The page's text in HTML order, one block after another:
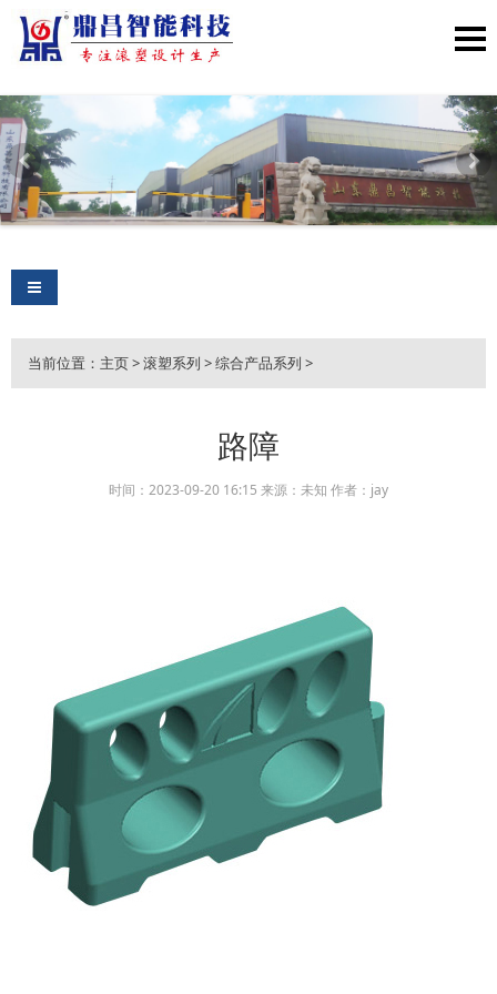
导航切换
当前位置： 主页>滚塑系列 >综合产品系列 >
路障
时间：2023-09-20 16:15 来源：未知 作者：jay